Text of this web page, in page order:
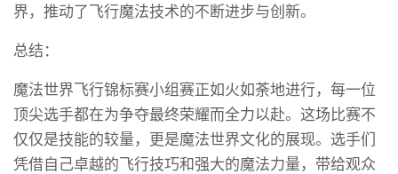
界，推动了飞行魔法技术的不断进步与创新。
总结：
魔法世界飞行锦标赛小组赛正如火如荼地进行，每一位
顶尖选手都在为争夺最终荣耀而全力以赴。这场比赛不
仅仅是技能的较量，更是魔法世界文化的展现。选手们
凭借自己卓越的飞行技巧和强大的魔法力量，带给观众